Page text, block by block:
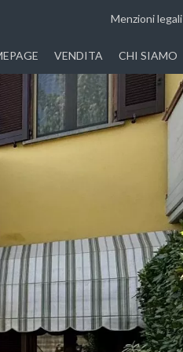
Menzioni legali
VENDITA CHI SIAMO